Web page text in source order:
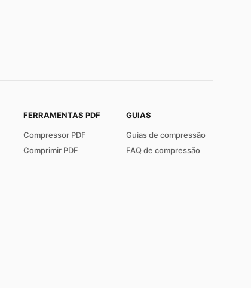
FERRAMENTAS PDF
Compressor PDF
Comprimir PDF
GUIAS
Guias de compressão
FAQ de compressão